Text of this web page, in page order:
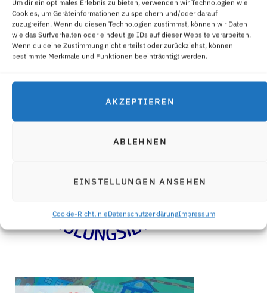
Um dir ein optimales Erlebnis zu bieten, verwenden wir Technologien wie
Cookies, um Geräteinformationen zu speichern und/oder darauf
zuzugreifen. Wenn du diesen Technologien zustimmst, können wir Daten
wie das Surfverhalten oder eindeutige IDs auf dieser Website verarbeiten.
Wenn du deine Zustimmung nicht erteilst oder zurückziehst, können
bestimmte Merkmale und Funktionen beeinträchtigt werden.
AKZEPTIEREN
ABLEHNEN
EINSTELLUNGEN ANSEHEN
Cookie-RichtlinieDatenschutzerklärungImpressum